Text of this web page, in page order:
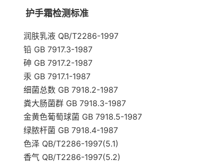
护手霜检测标准
润肤乳液 QB/T2286-1997
铅 GB 7917.3-1987
砷 GB 7917.2-1987
汞 GB 7917.1-1987
细菌总数 GB 7918.2-1987
粪大肠菌群 GB 7918.3-1987
金黄色葡萄球菌 GB 7918.5-1987
绿脓杆菌 GB 7918.4-1987
色泽 QB/T2286-1997(5.1)
香气 QB/T2286-1997(5.2)